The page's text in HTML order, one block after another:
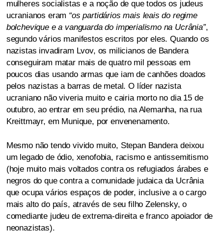
mulheres socialistas e a noção de que todos os judeus
ucranianos eram “os partidários mais leais do regime
bolchevique e a vanguarda do imperialismo na Ucrânia”,
segundo vários manifestos escritos por eles. Quando os
nazistas invadiram Lvov, os milicianos de Bandera
conseguiram matar mais de quatro mil pessoas em
poucos dias usando armas que iam de canhões doados
pelos nazistas a barras de metal. O líder nazista
ucraniano não viveria muito e cairia morto no dia 15 de
outubro, ao entrar em seu prédio, na Alemanha, na rua
Kreittmayr, em Munique, por envenenamento.
Mesmo não tendo vivido muito, Stepan Bandera deixou
um legado de ódio, xenofobia, racismo e antissemitismo
(hoje muito mais voltados contra os refugiados árabes e
negros do que contra a comunidade judaica da Ucrânia
que ocupa vários espaços de poder, inclusive a o cargo
mais alto do país, através de seu filho Zelensky, o
comediante judeu de extrema-direita e franco apoiador de
neonazistas).